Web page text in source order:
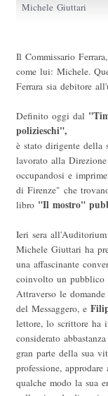
Michele Giuttari
Il Commissario
come lui: Michele.
Ferrara sia debitore
Definito oggi dal
polizieschi",
è stato dirigente della
lavorato alla
occupandosi e
di Firenze" che
libro "Il mostro"
Ieri sera
Michele Giuttari ha
una affascinante
coinvolto un pubblico
Attraverso le
del Messaggero, e
lettore, lo scrittore ha
considerato
gran parte della sua
professione,
qualche modo la sua